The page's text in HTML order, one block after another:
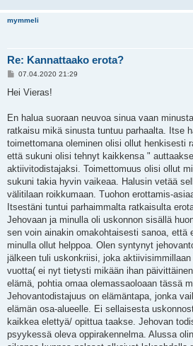
mymmeli
Re: Kannattaako erota?
V
e
i
07.04.2020 21:29
Hei Vieras!
En halua suoraan neuvoa sinua vaan
ratkaisu mikä sinusta tuntuu parhaalta. Itse
toimettomana oleminen olisi ollut henkisesti
että sukuni olisi tehnyt kaikkensa "
aktiivitodistajaksi. Toimettomuus olisi ollut
sukuni takia hyvin vaikeaa. Halusin vetää
välitilaan roikkumaan. Tuohon erottamis-
Itsestäni tuntui parhaimmalta ratkaisulta
Jehovaan ja minulla oli uskonnon sisällä
sen voin ainakin omakohtaisesti sanoa, että
minulla ollut helppoa. Olen syntynyt
jälkeen tuli uskonkriisi, joka
vuotta( ei nyt tietysti mikään ihan
elämä, pohtia omaa olemassaoloaan tässä
Jehovantodistajuus on elämäntapa, jonka
elämän osa-alueelle. Ei sellaisesta
kaikkea elettyä/ opittua taakse. Jehovan
psyykessä oleva oppirakennelma. Alussa